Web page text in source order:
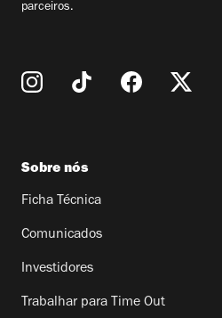
parceiros.
Sobre nós
Ficha Técnica
Comunicados
Investidores
Trabalhar para Time Out